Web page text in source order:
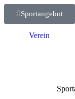
Sportangebot
Verein